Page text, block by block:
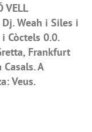
VELL
Dj. Weah i Siles i
Còctels 0.0.
Frankfurt
A
Veus.